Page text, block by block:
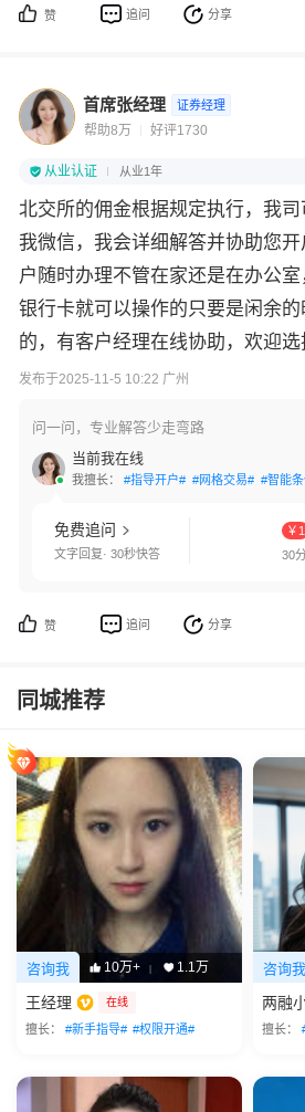
赞 追问 分享
首席张经理 证券经理
帮助8万 好评1730
从业认证 从业1年
北交所的佣金根据规定执行，我
我微信，我会详细解答并协助您
户随时办理不管在家还是在办公
银行卡就可以操作的只要是闲余
的，有客户经理在线协助，欢迎选
发布于2025-11-5 10:22 广州
问一问，专业解答少走弯路
当前我在线
我擅长： #指导开户# #网格交易# #智能
免费追问
文字回复· 30秒快答
￥1
30
赞 追问 分享
同城推荐
咨询我 10万+ | 1.1万
王经理 在线
擅长： #新手指导# #权限开通#
咨询我
两融
擅长：